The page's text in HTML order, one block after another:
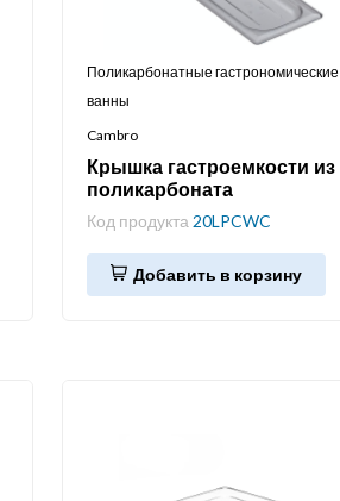
Поликарбонатные гастрономические
ванны
Cambro
Крышка гастроемкости из
поликарбоната
Код продукта 20LPCWC
Добавить в корзину